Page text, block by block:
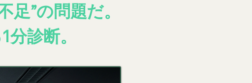
”の問題だ。
診断。